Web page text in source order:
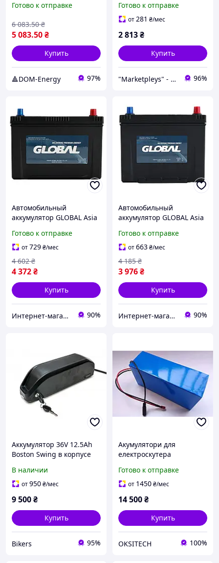
бесперебойника UPS ИБП
Готово к отправке
5 083.50₴
6 083.50 ₴
Купить
🔺DOM-Energy 97%
ИБП охранных систем
герметичный корпус
Готово к отправке
от281 ₴/мес
2 813₴
Купить
"Marketpleys" - превращайте свои желания в реальность на нашем маркетплейсе! 96%
Автомобильный
аккумулятор GLOBAL Asia
95D26L D26 для легковых
автомобилей
Готово к отправке
от729₴/мес
4 372₴
4 602 ₴
Купить
Интернет-магазин "AKB-OK" 90%
Автомобильный
аккумулятор GLOBAL Asia
75D26L D26 для легковых
автомобилей
Готово к отправке
от663₴/мес
3 976₴
4 185 ₴
Купить
Интернет-магазин "AKB-OK" 90%
Аккумулятор 36V 12.5Ah
Boston Swing в корпусе
В наличии
от950₴/мес
9 500₴
Купить
Bikers 95%
Акумулятори для
електроскутера
1рік на нових елементах
21700 LG
Готово к отправке
от 1450₴/мес
14 500₴
Купить
OKSITECH 100%